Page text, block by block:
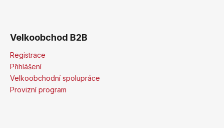
Velkoobchod B2B
Registrace
Přihlášení
Velkoobchodní spolupráce
Provizní program